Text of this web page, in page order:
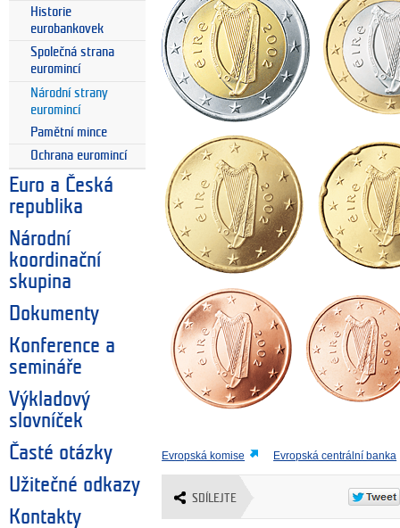
Historie
eurobankovek
Společná strana
euromincí
Národní strany
euromincí
Pamětní mince
Ochrana euromincí
Euro a Česká
republika
Národní
koordinační
skupina
Dokumenty
Konference a
semináře
Výkladový
slovníček
Časté otázky
Užitečné odkazy
Kontakty
Evropská komise Evropská centrální banka
SDÍLEJTE